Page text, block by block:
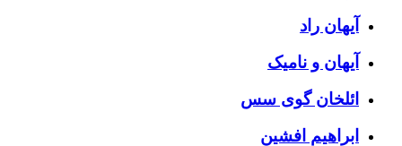
آیهان راد
آیهان و نامیک
ائلخان گوی سس
ابراهیم افشین